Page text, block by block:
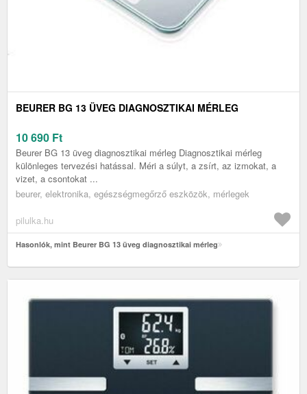
BEURER BG 13 ÜVEG DIAGNOSZTIKAI MÉRLEG
10 690 Ft
Beurer BG 13 üveg diagnosztikai mérleg Diagnosztikai mérleg
különleges tervezési hatással. Méri a súlyt, a zsírt, az izmokat, a
vizet, a csontokat ...
beurer, elektronika, egészségmegőrző eszközök, mérlegek
pilulka.hu
Hasonlók, mint Beurer BG 13 üveg diagnosztikai mérleg